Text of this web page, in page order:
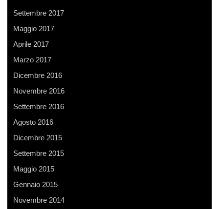
Settembre 2017
Maggio 2017
Aprile 2017
Marzo 2017
Dicembre 2016
Novembre 2016
Settembre 2016
Agosto 2016
Dicembre 2015
Settembre 2015
Maggio 2015
Gennaio 2015
Novembre 2014